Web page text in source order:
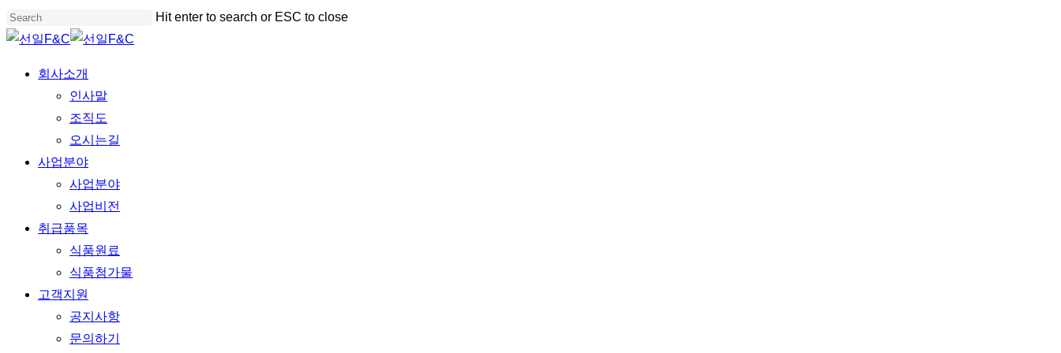
Skip
to
content
Hit enter to search or ESC to close
Close
Menu
회사소개
인사말
조직도
오시는길
사업분야
사업분야
사업비전
취급품목
식품원료
식품첨가물
고객지원
공지사항
문의하기